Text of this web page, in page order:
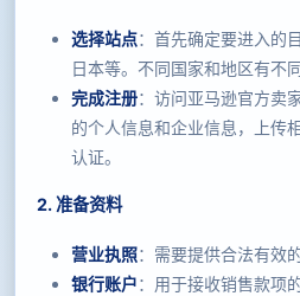
选择站点：首先确定要进入的
日本等。不同国家和地区有不
完成注册：访问亚马逊官方卖
的个人信息和企业信息，上传
认证。
2. 准备资料
营业执照：需要提供合法有效
银行账户：用于接收销售款项